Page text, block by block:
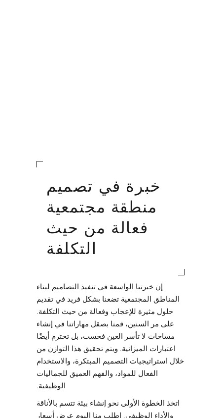
خبرة في تصميم
منطقة مجتمعية
فعالة من حيث
التكلفة
إن خبرتنا الواسعة في تنفيذ التصاميم لبناء
المناطق المجتمعية تضعنا بشكل فريد في تقديم
حلول مثيرة للإعجاب وفعالة من حيث التكلفة.
على مر السنين، قمنا بصقل مهاراتنا في إنشاء
مساحات لا تأسر العين فحسب، بل تحترم أيضًا
اعتبارات الميزانية. ويتم تحقيق هذا التوازن من
خلال استراتيجيات التصميم المبتكرة، والاستخدام
الفعال للمواد، والفهم العميق للجماليات
الوظيفية.
اتخذ الخطوة الأولى نحو إنشاء بيئة تتسم بالأناقة
والأداء الوظيفي. اطلب منا اليوم عرض أسعار